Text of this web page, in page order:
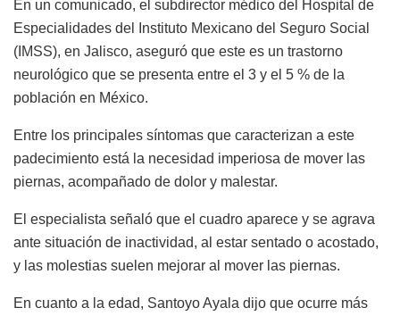
En un comunicado, el subdirector médico del Hospital de
Especialidades del Instituto Mexicano del Seguro Social
(IMSS), en Jalisco, aseguró que este es un trastorno
neurológico que se presenta entre el 3 y el 5 % de la
población en México.
Entre los principales síntomas que caracterizan a este
padecimiento está la necesidad imperiosa de mover las
piernas, acompañado de dolor y malestar.
El especialista señaló que el cuadro aparece y se agrava
ante situación de inactividad, al estar sentado o acostado,
y las molestias suelen mejorar al mover las piernas.
En cuanto a la edad, Santoyo Ayala dijo que ocurre más